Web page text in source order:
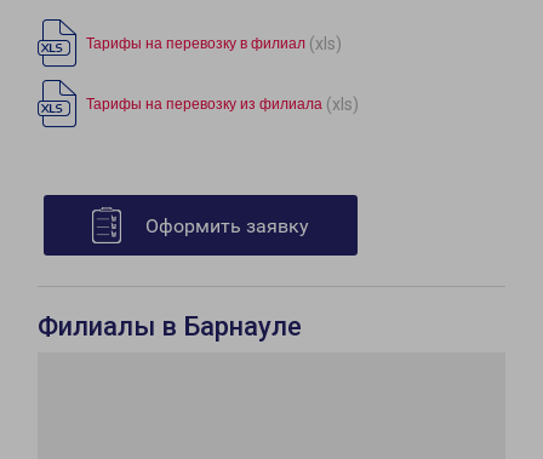
Тарифы на перевозку в филиал (xls)
Тарифы на перевозку из филиала (xls)
Оформить заявку
Филиалы в Барнауле